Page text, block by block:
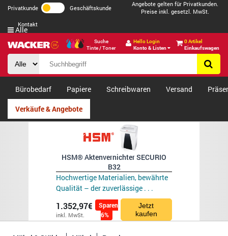
Privatkunde Geschäftskunde
Angebote gelten für Privatkunden.
Preise inkl. gesetzl. MwSt.
Kontakt
Suche
Tinte / Toner
Hello Login
Konto & Listen
0 Artikel
Einkaufswagen
Alle
Bürobedarf Papiere Schreibwaren Versand
Verkäufe & Angebote
HSM® Aktenvernichter SECURIO
B32
Hochwertige Materialien, bewährte
Qualität – der zuverlässige . . .
1.352,97€
inkl. MwSt.
Sparen
6%
Jetzt
kaufen